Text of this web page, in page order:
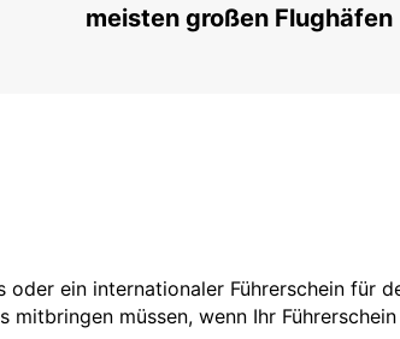
meisten großen Flughäfen
ein internationaler Führerschein für
müssen, wenn Ihr